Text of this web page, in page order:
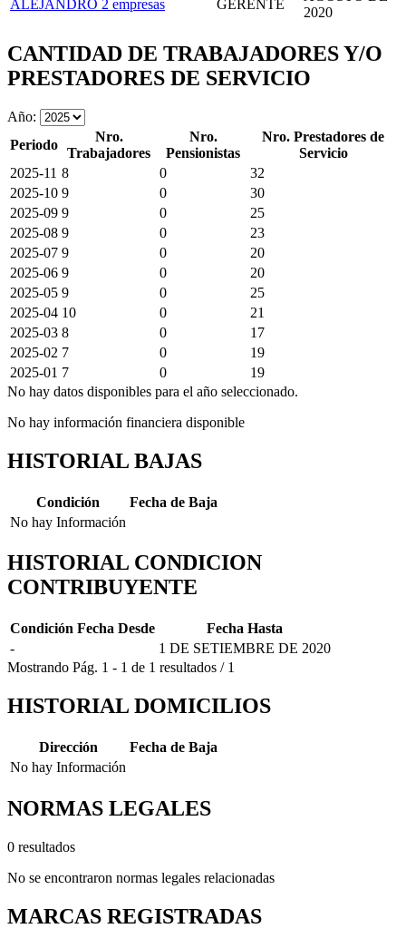
ALEJANDRO 2 empresas GERENTE
2020
CANTIDAD DE TRABAJADORES Y/O
PRESTADORES DE SERVICIO
Año:
Periodo
Nro.
Trabajadores
Nro.
Pensionistas
Nro. Prestadores de
Servicio
2025-11 8 0
32
2025-10 9 0
30
2025-09 9 0
25
2025-08 9 0
23
2025-07 9 0
20
2025-06 9 0
20
2025-05 9 0
25
2025-04 10 0
21
2025-03 8 0
17
2025-02 7 0
19
2025-01 7 0
19
No hay datos disponibles para el año seleccionado.
No hay información financiera disponible
HISTORIAL BAJAS
Condición
Fecha de Baja
No hay Información
HISTORIAL CONDICION
CONTRIBUYENTE
Condición Fecha Desde
Fecha Hasta
-
1 DE SETIEMBRE DE 2020
Mostrando Pág. 1 - 1 de 1 resultados / 1
HISTORIAL DOMICILIOS
Dirección
Fecha de Baja
No hay Información
NORMAS LEGALES
0 resultados
No se encontraron normas legales relacionadas
MARCAS REGISTRADAS